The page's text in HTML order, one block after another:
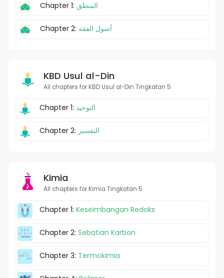
Chapter 1: المنطق
Chapter 2: أصول الفقه
KBD Usul al-Din
All chapters for KBD Usul al-Din Tingkatan 5
Chapter 1:التوحيد
Chapter 2: التفسير
Kimia
All chapters for Kimia Tingkatan 5
Chapter 1:Keseimbangan Redoks
Chapter 2:Sebatian Karbon
Chapter 3: Termokimia